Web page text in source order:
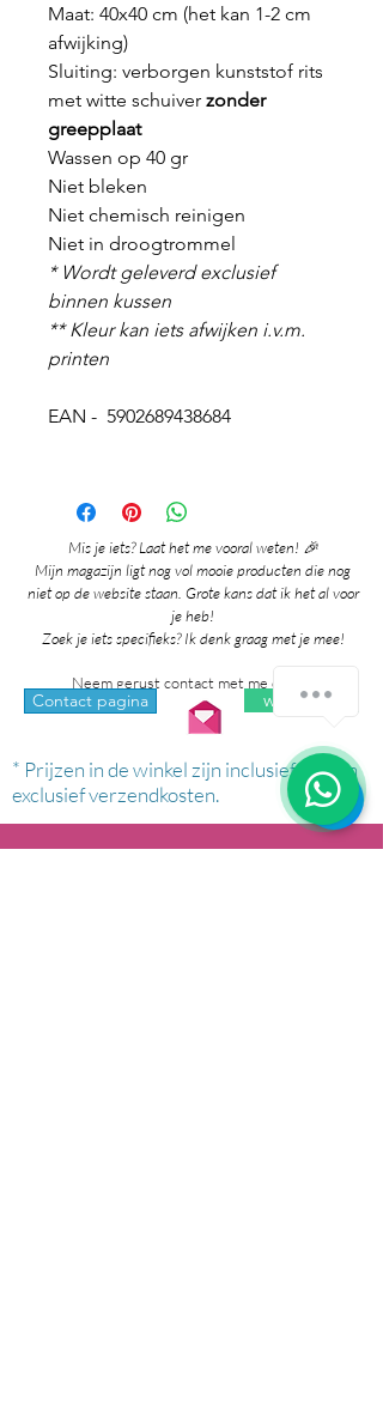
Maat: 40x40 cm (het kan 1-2 cm
afwijking)
Sluiting: verborgen kunststof rits
met witte schuiver zonder
greepplaat
Wassen op 40 gr
Niet bleken
Niet chemisch reinigen
Niet in droogtrommel
* Wordt geleverd exclusief
binnen kussen
** Kleur kan iets afwijken i.v.m.
printen
EAN - 5902689438684
Mis je iets? Laat het me vooral weten! 🎉
Mijn magazijn ligt nog vol mooie producten die nog
niet op de website staan. Grote kans dat ik het al voor
je heb!
Zoek je iets specifieks? Ik denk graag met je mee!
Neem gerust contact met me op via:
Contact pagina whatsapp
* Prijzen in de winkel zijn inclusief btw en
exclusief verzendkosten.